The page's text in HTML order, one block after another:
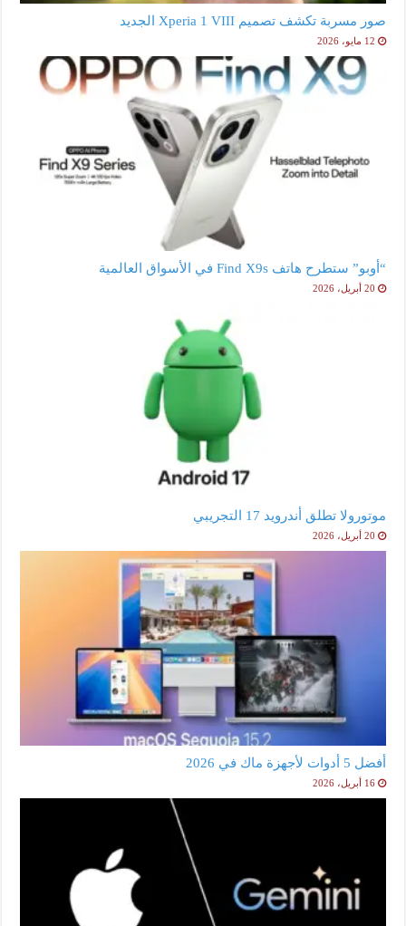
صور مسربة تكشف تصميم Xperia 1 VIII الجديد
12 مايو، 2026
“أوبو” ستطرح هاتف Find X9s في الأسواق العالمية
20 أبريل، 2026
موتورولا تطلق أندرويد 17 التجريبي
20 أبريل، 2026
أفضل 5 أدوات لأجهزة ماك في 2026
16 أبريل، 2026